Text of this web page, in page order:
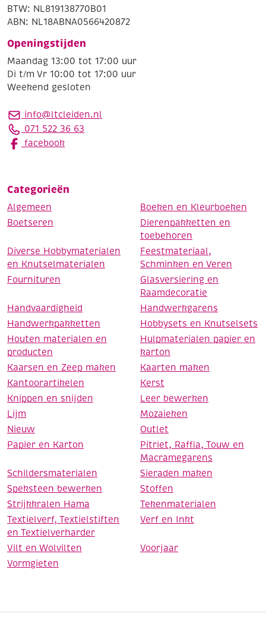
BTW: NL819138770B01
ABN: NL18ABNA0566420872
Openingstijden
Maandag 13:00 tot 17:00 uur
Di t/m Vr 10:00 tot 17:00 uur
Weekend gesloten
info@ltcleiden.nl
071 522 36 63
facebook
Categorieën
Algemeen
Boeken en Kleurboeken
Boetseren
Dierenpakketten en
toebehoren
Diverse Hobbymaterialen
en Knutselmaterialen
Feestmateriaal,
Schminken en Veren
Fournituren
Glasversiering en
Raamdecoratie
Handvaardigheid
Handwerkgarens
Handwerkpakketten
Hobbysets en Knutselsets
Houten materialen en
producten
Hulpmaterialen papier en
karton
Kaarsen en Zeep maken
Kaarten maken
Kantoorartikelen
Kerst
Knippen en snijden
Leer bewerken
Lijm
Mozaieken
Nieuw
Outlet
Papier en Karton
Pitriet, Raffia, Touw en
Macramegarens
Schildersmaterialen
Sieraden maken
Speksteen bewerken
Stoffen
Strijkkralen Hama
Tekenmaterialen
Textielverf, Textielstiften
en Textielverharder
Verf en Inkt
Vilt en Wolvilten
Voorjaar
Vormgieten